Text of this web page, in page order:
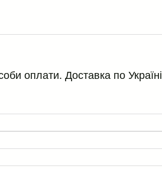
оплати. Доставка по Україні